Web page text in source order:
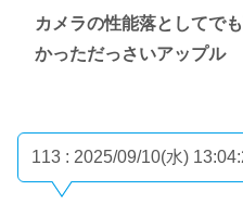
カメラの性能落としてで
かっただっさいアップル
113 : 2025/09/10(水)